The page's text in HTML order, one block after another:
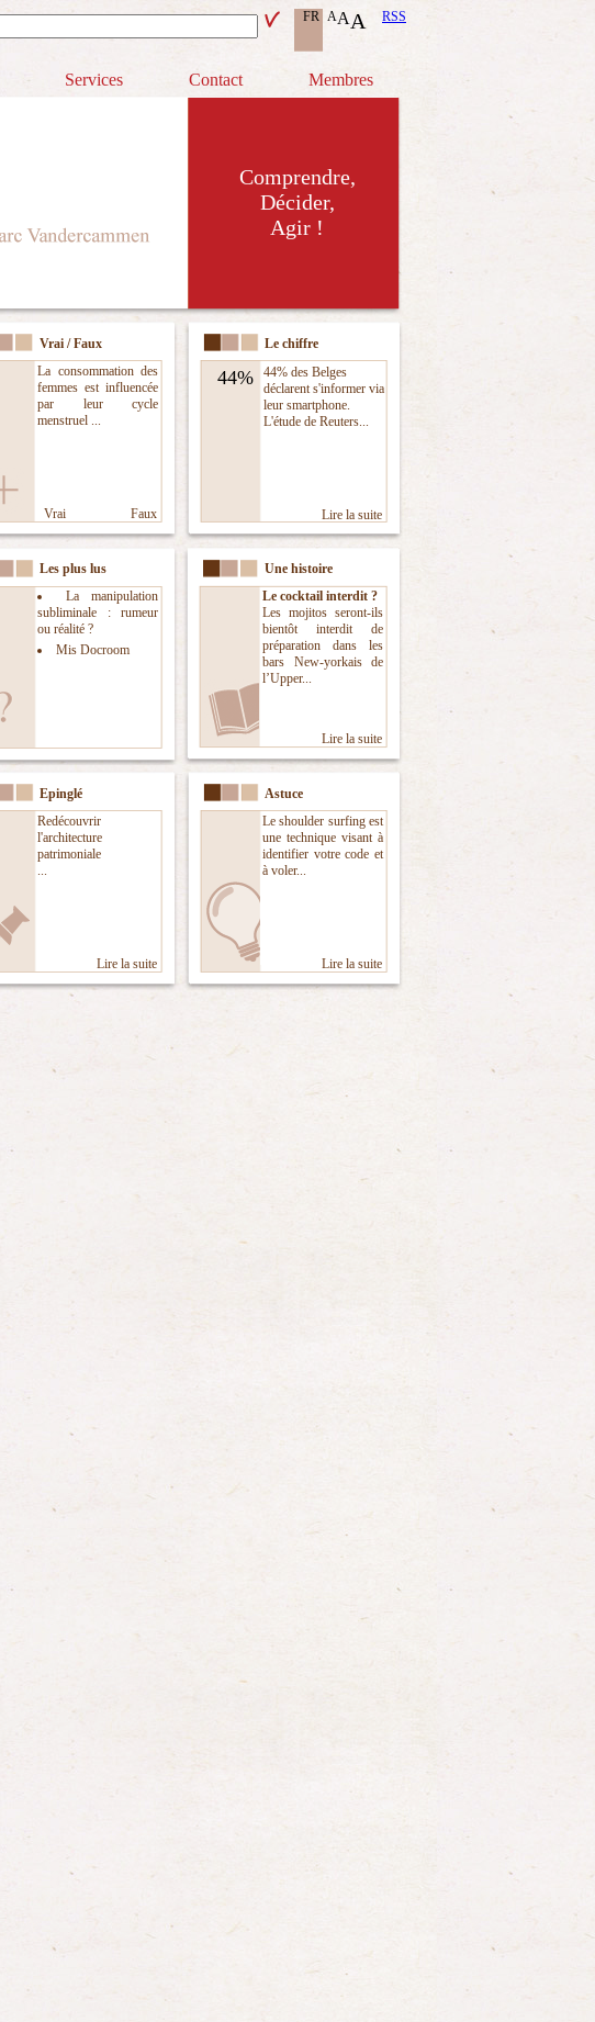
RSS
A
A
A
FR
Services Contact Membres
Comprendre,
Décider,
Agir !
Vrai / Faux
La consommation des
femmes est influencée
par leur cycle
menstruel ...
Vrai Faux
Le chiffre
44%
44% des Belges
déclarent s'informer via
leur smartphone.
L'étude de Reuters...
Lire la suite
Les plus lus
La manipulation
subliminale : rumeur
ou réalité ?
Mis Docroom
Une histoire
Le cocktail interdit ?
Les mojitos seront-ils
bientôt interdit de
préparation dans les
bars New-yorkais de
l’Upper...
Lire la suite
Epinglé
Redécouvrir
l'architecture
patrimoniale
...
Lire la suite
Astuce
Le shoulder surfing est
une technique visant à
iden­tifier votre code et
à voler...
Lire la suite